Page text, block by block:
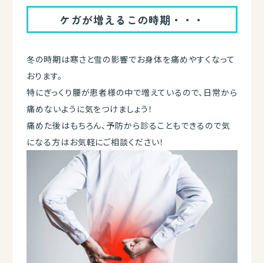
ケガが増えるこの時期・・・
冬の時期は寒さと雪の影響でお身体を痛めやすくなって
おります。
特にぎっくり腰が患者様の中で増えているので、日常から
痛めないように気をつけましょう！
痛めた後はもちろん、予防から診ることもできるので気
になる方はお気軽にご相談ください！